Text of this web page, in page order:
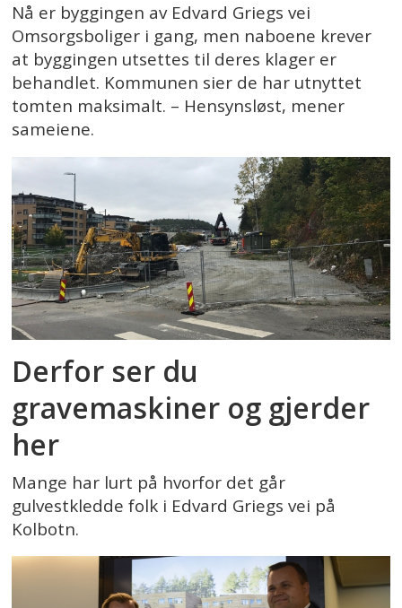
Nå er byggingen av Edvard Griegs vei
Omsorgsboliger i gang, men naboene krever
at byggingen utsettes til deres klager er
behandlet. Kommunen sier de har utnyttet
tomten maksimalt. – Hensynsløst, mener
sameiene.
Derfor ser du
gravemaskiner og gjerder
her
Mange har lurt på hvorfor det går
gulvestkledde folk i Edvard Griegs vei på
Kolbotn.